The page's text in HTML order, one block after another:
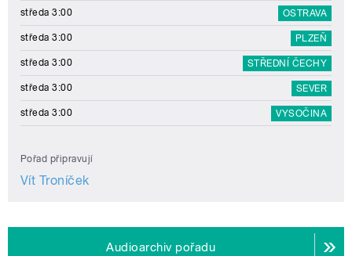
středa 3:00 OSTRAVA
středa 3:00 PLZEŇ
středa 3:00 STŘEDNÍ ČECHY
středa 3:00 SEVER
středa 3:00 VYSOČINA
Pořad připravují
Vít Troníček
Audioarchiv pořadu